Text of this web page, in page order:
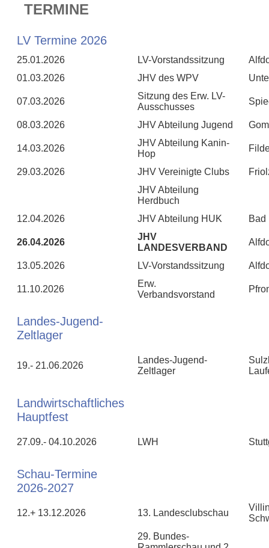
TERMINE
LV Termine 2026
25.01.2026 LV-Vorstandssitzung
01.03.2026
JHV des WPV
07.03.2026
Sitzung des Erw. LV-
Ausschusses
08.03.2026 JHV Abteilung Jugend
14.03.2026
JHV Abteilung Kanin-
Hop
29.03.2026 JHV Vereinigte Clubs
JHV Abteilung
Herdbuch
12.04.2026
JHV Abteilung HUK Bad
26.04.2026
JHV
LANDESVERBAND
13.05.2026 LV-Vorstandssitzung
11.10.2026
Erw.
Verbandsvorstand
Landes-Jugend-
Zeltlager
19.- 21.06.2026
Landes-Jugend-
Zeltlager
Landwirtschaftliches
Hauptfest
27.09.- 04.10.2026 LWH
Schau-Termine
2026-2027
12.+ 13.12.2026 13. Landesclubschau
29. Bundes-